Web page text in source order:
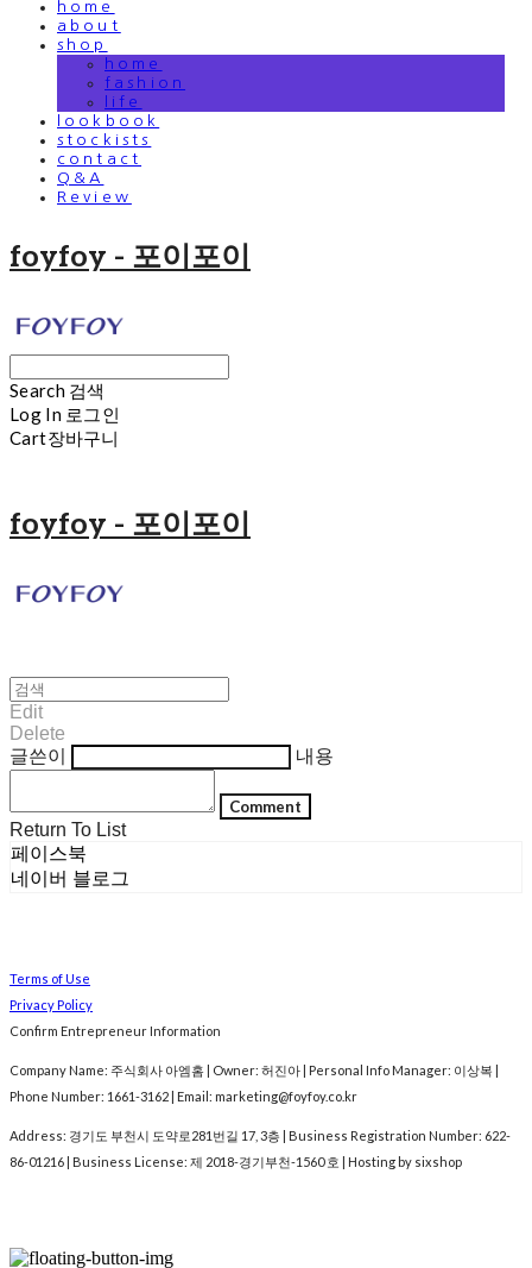
home
about
shop
home
fashion
life
lookbook
stockists
contact
Q&A
Review
foyfoy - 포이포이
Search 검색
Log In 로그인
Cart장바구니
foyfoy - 포이포이
Edit
Delete
글쓴이
내용
Comment
Return To List
페이스북
네이버 블로그
Terms of Use
Privacy Policy
Confirm Entrepreneur Information
Company Name: 주식회사 아엠홈 | Owner: 허진아 | Personal Info Manager: 이상복 |
Phone Number: 1661-3162 | Email: marketing@foyfoy.co.kr
Address: 경기도 부천시 도약로281번길 17, 3층 | Business Registration Number: 622-
86-01216 | Business License: 제 2018-경기부천-1560 호 | Hosting by sixshop